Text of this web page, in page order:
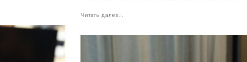
Читать далее...